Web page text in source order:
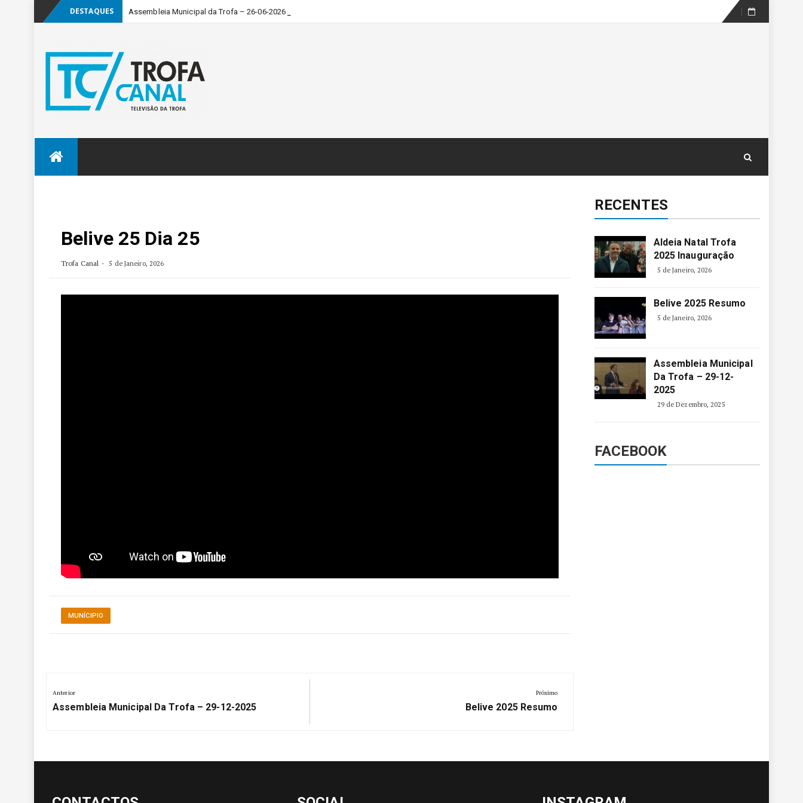
DESTAQUES Assembleia Municipal da Trofa – 26-06-2026
Skip
Belive 25 Dia 25
Trofa Canal 5 de Janeiro, 2026
MUNÍCIPIO
Navegação
de
Anterior
Anterior:
Assembleia Municipal Da Trofa – 29-12-2025
Próximo
Próximo:
Belive 2025 Resumo
RECENTES
Aldeia Natal Trofa
2025 Inauguração
5 de Janeiro, 2026
Belive 2025 Resumo
5 de Janeiro, 2026
Assembleia Municipal
Da Trofa – 29-12-
2025
29 de Dezembro, 2025
FACEBOOK